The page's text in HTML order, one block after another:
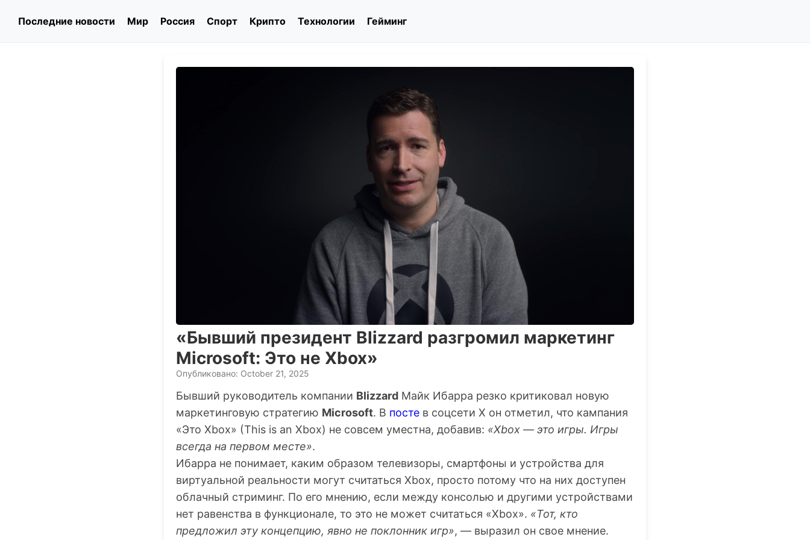
Последние новости Мир Россия Спорт Крипто Технологии Гейминг
«Бывший президент Blizzard разгромил маркетинг
Microsoft: Это не Xbox»
Опубликовано: October 21, 2025
Бывший руководитель компании Blizzard Майк Ибарра резко критиковал новую
маркетинговую стратегию Microsoft. В посте в соцсети X он отметил, что кампания
«Это Xbox» (This is an Xbox) не совсем уместна, добавив: «Xbox — это игры. Игры
всегда на первом месте».
Ибарра не понимает, каким образом телевизоры, смартфоны и устройства для
виртуальной реальности могут считаться Xbox, просто потому что на них доступен
облачный стриминг. По его мнению, если между консолью и другими устройствами
нет равенства в функционале, то это не может считаться «Xbox». «Тот, кто
предложил эту концепцию, явно не поклонник игр», — выразил он свое мнение.